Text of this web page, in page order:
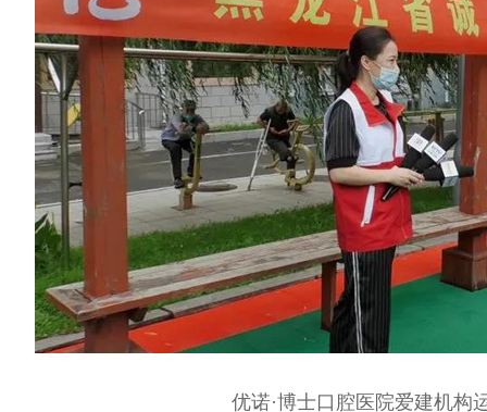
优诺·博士口腔医院爱建机构